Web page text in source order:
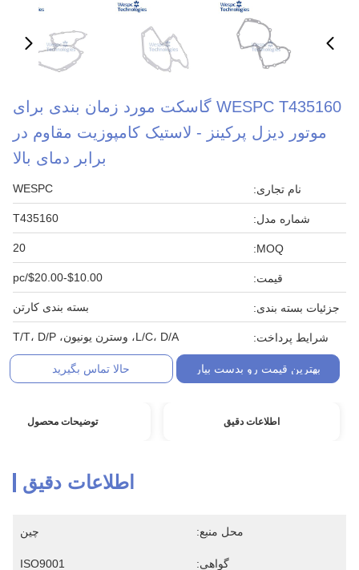
WESPC T435160 گاسکت مورد زمان بندی برای
موتور دیزل پرکینز - لاستیک کامپوزیت مقاوم در
برابر دمای بالا
نام تجاری: WESPC
شماره مدل: T435160
MOQ:
20
قیمت: $10.00-$20.00/pc
جزئیات بسته بندی: بسته بندی کارتن
شرایط پرداخت: L/C، D/A، وسترن یونیون، T/T، D/P
بهترین قیمت رو بدست بیار حالا تماس بگیرید
اطلاعات دقیق توضیحات محصول
اطلاعات دقیق
محل منبع: چین
گواهی: ISO9001